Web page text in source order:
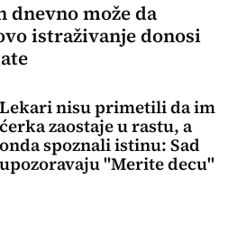
može da
istraživanje donosi
Lekari nisu primetili da im
ćerka zaostaje u rastu, a
onda spoznali istinu: Sad
upozoravaju "Merite decu"